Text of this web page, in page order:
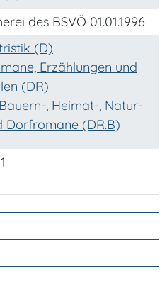
des BSVÖ 01.01.1996
(D)
Erzählungen und
(DR)
Bauern-, Heimat-, Natur-
Dorfromane (DR.B)